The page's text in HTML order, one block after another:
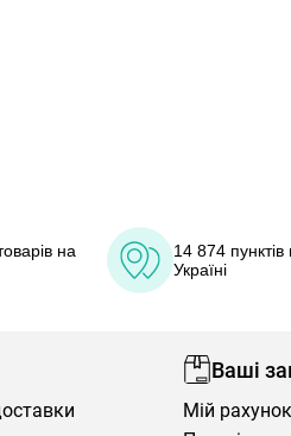
на
14 874 пунктів
Україні
Ваші
Мій рахунок